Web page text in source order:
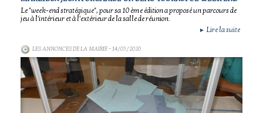
Le "week-end stratégique", pour sa 10 ème édition a proposé un parcours de
jeu à l'intérieur et à l'extérieur de la salle de réunion.
► Lire la suite
LES ANNONCES DE LA MAIRIE- 14/03/2020